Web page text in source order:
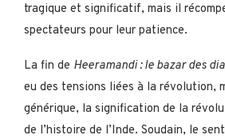
tragique et significatif, mais il
spectateurs pour leur patience.
La fin de Heeramandi : le bazar des
eu des tensions liées à la révolution,
générique, la signification de la
de l’histoire de l’Inde. Soudain, le